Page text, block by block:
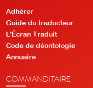
Adhérer
Guide du traducteur
L'Écran Traduit
Code de déontologie
Annuaire
COMMANDITAIRE